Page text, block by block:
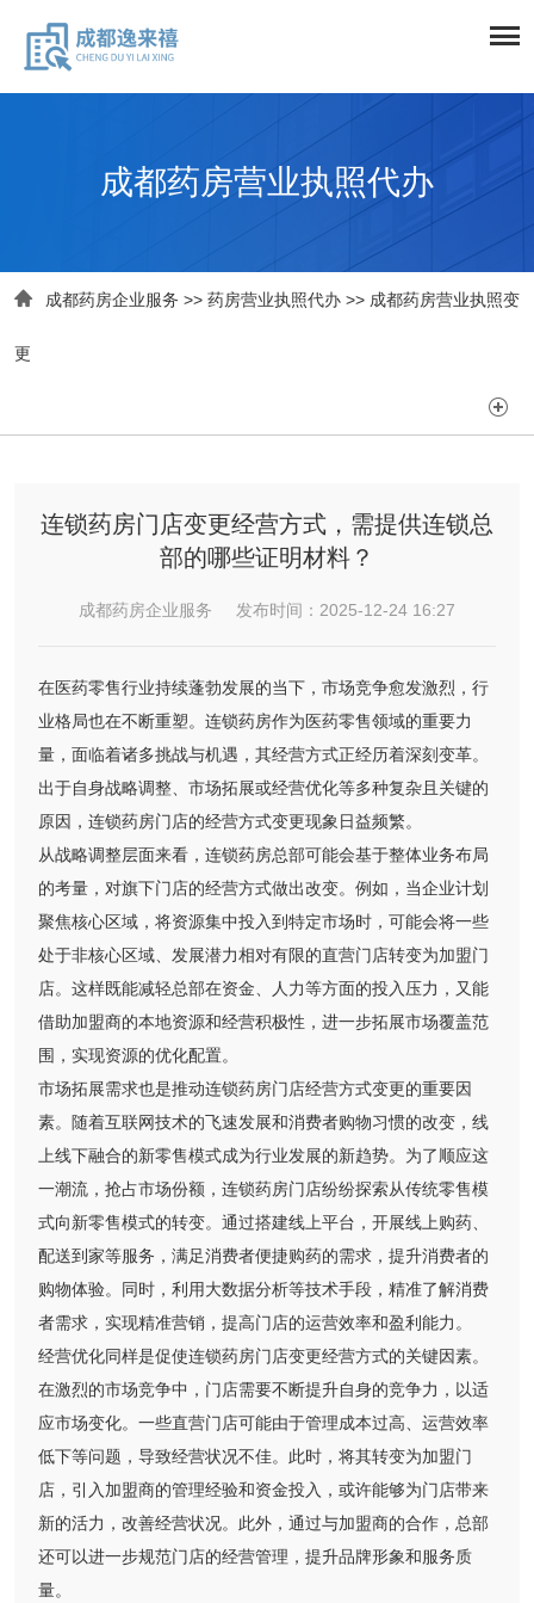
成都药房营业执照代办
 成都药房企业服务 >> 药房营业执照代办 >> 成都药房营业执照变
更

连锁药房门店变更经营方式，需提供连锁总
部的哪些证明材料？
成都药房企业服务 发布时间：2025-12-24 16:27
在医药零售行业持续蓬勃发展的当下，市场竞争愈发激烈，行
业格局也在不断重塑。连锁药房作为医药零售领域的重要力
量，面临着诸多挑战与机遇，其经营方式正经历着深刻变革。
出于自身战略调整、市场拓展或经营优化等多种复杂且关键的
原因，连锁药房门店的经营方式变更现象日益频繁。
从战略调整层面来看，连锁药房总部可能会基于整体业务布局
的考量，对旗下门店的经营方式做出改变。例如，当企业计划
聚焦核心区域，将资源集中投入到特定市场时，可能会将一些
处于非核心区域、发展潜力相对有限的直营门店转变为加盟门
店。这样既能减轻总部在资金、人力等方面的投入压力，又能
借助加盟商的本地资源和经营积极性，进一步拓展市场覆盖范
围，实现资源的优化配置。
市场拓展需求也是推动连锁药房门店经营方式变更的重要因
素。随着互联网技术的飞速发展和消费者购物习惯的改变，线
上线下融合的新零售模式成为行业发展的新趋势。为了顺应这
一潮流，抢占市场份额，连锁药房门店纷纷探索从传统零售模
式向新零售模式的转变。通过搭建线上平台，开展线上购药、
配送到家等服务，满足消费者便捷购药的需求，提升消费者的
购物体验。同时，利用大数据分析等技术手段，精准了解消费
者需求，实现精准营销，提高门店的运营效率和盈利能力。
经营优化同样是促使连锁药房门店变更经营方式的关键因素。
在激烈的市场竞争中，门店需要不断提升自身的竞争力，以适
应市场变化。一些直营门店可能由于管理成本过高、运营效率
低下等问题，导致经营状况不佳。此时，将其转变为加盟门
店，引入加盟商的管理经验和资金投入，或许能够为门店带来
新的活力，改善经营状况。此外，通过与加盟商的合作，总部
还可以进一步规范门店的经营管理，提升品牌形象和服务质
量。